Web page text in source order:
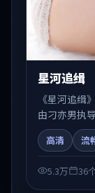
星河追缉
《星河追缉
由刁亦男执
弧光与节奏
合关注国产
高清 流
5.3万 36